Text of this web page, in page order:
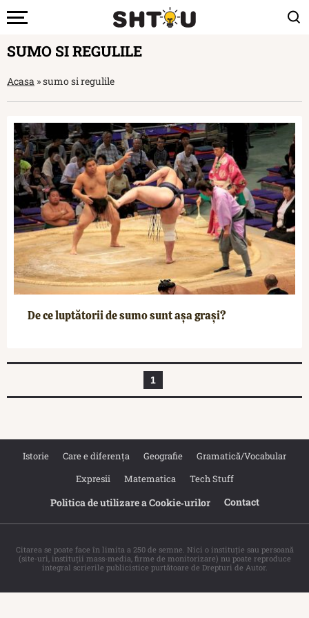
SUMO SI REGULILE
Acasa »sumo si regulile
De ce luptătorii de sumo sunt așa grași?
1
Istorie Care e diferența Geografie
Gramatică/Vocabular
Expresii
Matematica Tech Stuff
Politica de utilizare a Cookie‐urilor Contact
Citarea se poate face în limita a 250 de semne. Nici o instituţie sau persoană
(site-uri, instituţii mass-media, firme de monitorizare) nu poate reproduce
integral scrierile publicistice purtătoare de Drepturi de Autor.